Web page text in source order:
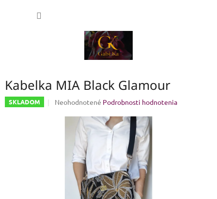
Kabelka MIA Black Glamour
SKLADOM
Priemerné
produktu
hviezdičiek.
Neohodnotené Podrobnosti hodnotenia